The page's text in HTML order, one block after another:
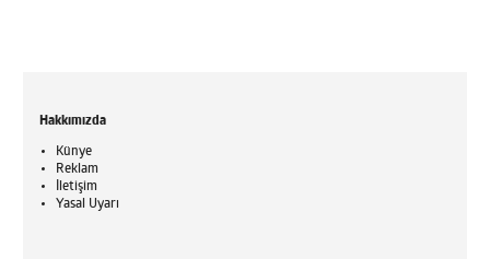
Hakkımızda
Künye
Reklam
İletişim
Yasal Uyarı